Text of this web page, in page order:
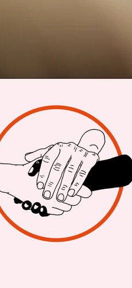
VonEiken
Jahrelang hat
entsprechend
Schulen zu
r:in­nen
bis dahin rund
zwischen 230